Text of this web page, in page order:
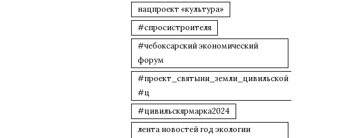
нацпроект «культура»
#спросистроителя
#чебоксарский экономический
форум
#проект_святыни_земли_цивильской
#ц
#цивильскярмарка2024
лента новостей год экологии